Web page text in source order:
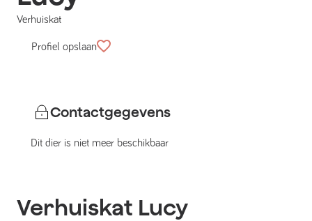
Verhuiskat
Profiel opslaan
Contactgegevens
Dit dier is niet meer beschikbaar
Verhuiskat Lucy